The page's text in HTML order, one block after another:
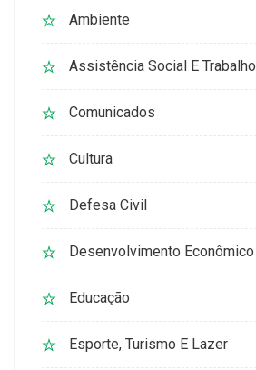
Ambiente
Assistência Social E Trabalho
Comunicados
Cultura
Defesa Civil
Desenvolvimento Econômico
Educação
Esporte, Turismo E Lazer